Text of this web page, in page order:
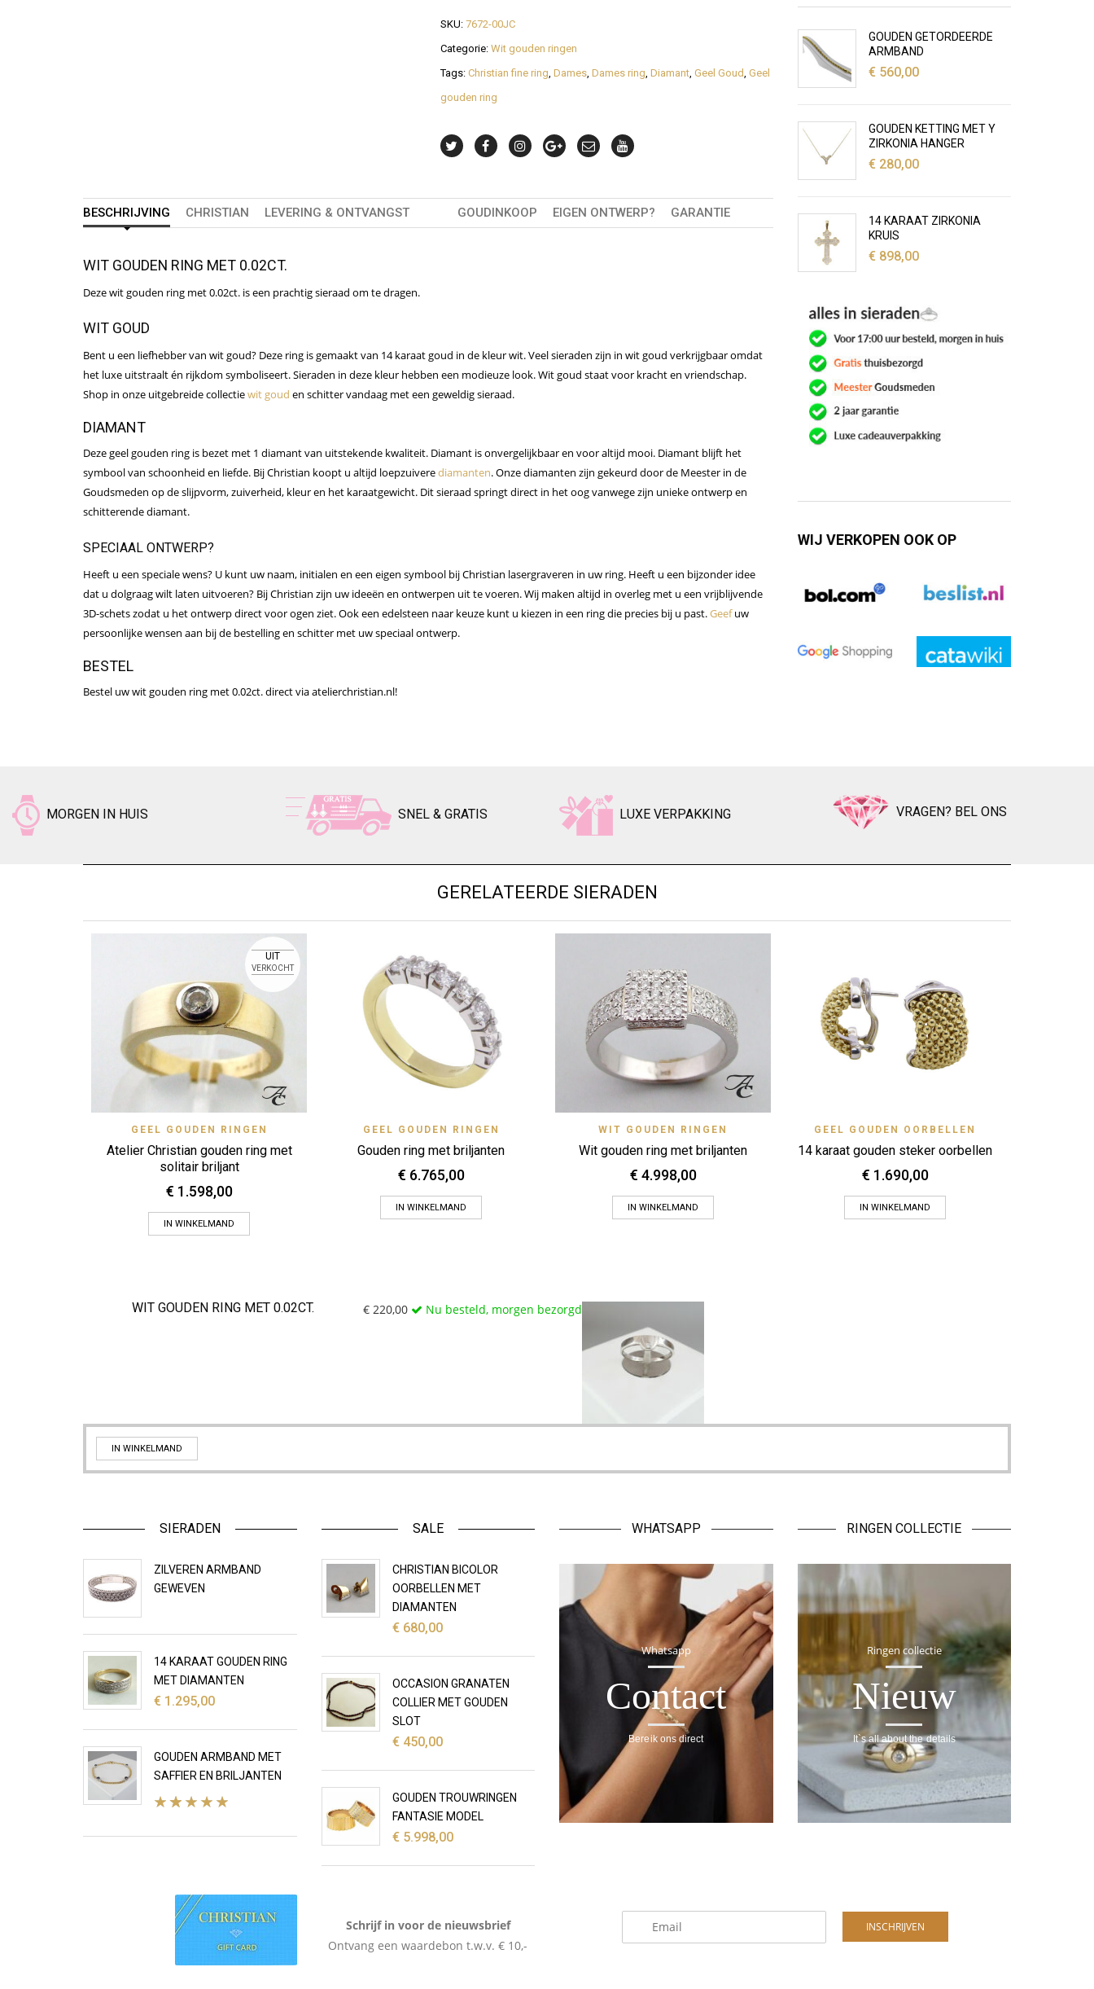
SKU: 7672-00JC
Categorie: Wit gouden ringen
Tags: Christian fine ring Dames, Dames ring Diamant, Geel Goud Geel
gouden ring
BESCHRIJVING CHRISTIAN LEVERING & ONTVANGST GOUDINKOOP EIGEN ONTWERP? GARANTIE
WIT GOUDEN RING MET 0.02CT.
Deze wit gouden ring met 0.02ct. is een prachtig sieraad om te dragen.
WIT GOUD
Bent u een liefhebber van wit goud? Deze ring is gemaakt van 14 karaat goud in de kleur wit. Veel sieraden zijn in wit goud verkrijgbaar omdat
het luxe uitstraalt én rijkdom symboliseert. Sieraden in deze kleur hebben een modieuze look. Wit goud staat voor kracht en vriendschap.
Shop in onze uitgebreide collectiewit goud en schitter vandaag met een geweldig sieraad.
DIAMANT
Deze geel gouden ring is bezet met 1 diamant van uitstekende kwaliteit. Diamant is onvergelijkbaar en voor altijd mooi. Diamant blijft het
symbool van schoonheid en liefde. Bij Christian koopt u altijd loepzuiverediamanten. Onze diamanten zijn gekeurd door de Meester in de
Goudsmeden op de slijpvorm, zuiverheid, kleur en het karaatgewicht. Dit sieraad springt direct in het oog vanwege zijn unieke ontwerp en
schitterende diamant.
SPECIAAL ONTWERP?
Heeft u een speciale wens? U kunt uw naam, initialen en een eigen symbool bij Christian lasergraveren in uw ring. Heeft u een bijzonder idee
dat u dolgraag wilt laten uitvoeren? Bij Christian zijn uw ideeën en ontwerpen uit te voeren. Wij maken altijd in overleg met u een vrijblijvende
3D-schets zodat u het ontwerp direct voor ogen ziet. Ook een edelsteen naar keuze kunt u kiezen in een ring die precies bij u past.Geefuw
persoonlijke wensen aan bij de bestelling en schitter met uw speciaal ontwerp.
BESTEL
Bestel uw wit gouden ring met 0.02ct. direct via atelierchristian.nl!
GOUDEN GETORDEERDE
ARMBAND
€560,00
GOUDEN KETTING MET Y
ZIRKONIA HANGER
€280,00
14 KARAAT ZIRKONIA
KRUIS
€898,00
WIJ VERKOPEN OOK OP
MORGEN IN HUIS SNEL & GRATIS LUXE VERPAKKING VRAGEN? BEL ONS
GERELATEERDE SIERADEN
UIT
VERKOCHT
Zet op verlanglijstje Quick View
GEEL GOUDEN RINGEN
Atelier Christian gouden ring met
solitair briljant
€ 1.598,00
IN WINKELMAND
Zet op verlanglijstje Quick View
GEEL GOUDEN RINGEN
Gouden ring met briljanten
€ 6.765,00
IN WINKELMAND
Zet op verlanglijstje Quick View
WIT GOUDEN RINGEN
Wit gouden ring met briljanten
€ 4.998,00
IN WINKELMAND
Zet op verlanglijstje Quick View
GEEL GOUDEN OORBELLEN
14 karaat gouden steker oorbellen
€ 1.690,00
IN WINKELMAND
WIT GOUDEN RING MET 0.02CT. € 220,00 Nu besteld, morgen bezorgd
IN WINKELMAND
SIERADEN
ZILVEREN ARMBAND
GEWEVEN
14 KARAAT GOUDEN RING
MET DIAMANTEN
€ 1.295,00
GOUDEN ARMBAND MET
SAFFIER EN BRILJANTEN
SALE
CHRISTIAN BICOLOR
OORBELLEN MET
DIAMANTEN
€680,00
OCCASION GRANATEN
COLLIER MET GOUDEN
SLOT
€450,00
GOUDEN TROUWRINGEN
FANTASIE MODEL
€5.998,00
WHATSAPP
Whatsapp
Contact
Bereik ons direct
RINGEN COLLECTIE
Ringen collectie
Nieuw
It`s all about the details
Schrijf in voor de nieuwsbrief
Ontvang een waardebon t.w.v. € 10,-